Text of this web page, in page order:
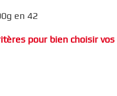
en 42
pour bien choisir